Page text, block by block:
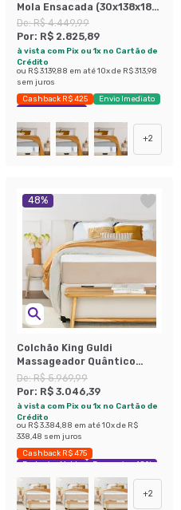
Mola Ensacada (30x138x188)
Cinza e Branco
De:R$ 4.449,99
Por: R$ 2.825,89
à vista com Pix ou 1x no Cartão de
Crédito
ou R$ 3.139,88 em até10x de R$ 313,98
sem juros
Cashback R$ 425
Envio Imediato
Exclusivo Mobly
+2
48%
Colchão King Guldi
Massageador Quântico
Molas Ensacadas
(30x193x203) Branco e Bege
De:R$ 5.969,99
Por: R$ 3.046,39
à vista com Pix ou 1x no Cartão de
Crédito
ou R$ 3.384,88 em até10x de R$
338,48 sem juros
Cashback R$ 475
Exclusivo Mobly
Economize 48%
+2